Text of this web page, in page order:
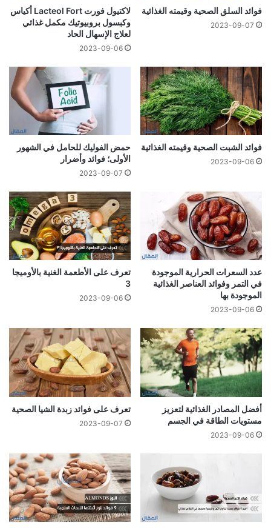
فوائد السلق الصحية وقيمته الغذائية
2023-09-07
لاكتيول فورت Lacteol Fort أكياس
وكبسول بروبيوتيك مكمل غذائي
لعلاج الإسهال الحاد
2023-09-06
فوائد الشبت الصحية وقيمته الغذائية
2023-09-06
حمض الفوليك للحامل في الشهور
الأولى؛ فوائد وأضرار
2023-09-07
عدد السعرات الحرارية الموجودة
في التمر وفوائد العناصر الغذائية
الموجودة بها
2023-09-06
تعرف على الأطعمة الغنية بالأوميجا
3
2023-09-06
أفضل المصادر الغذائية لتعزيز
مستويات الطاقة في الجسم
2023-09-06
تعرف على فوائد زبدة الشيا الصحية
2023-09-07